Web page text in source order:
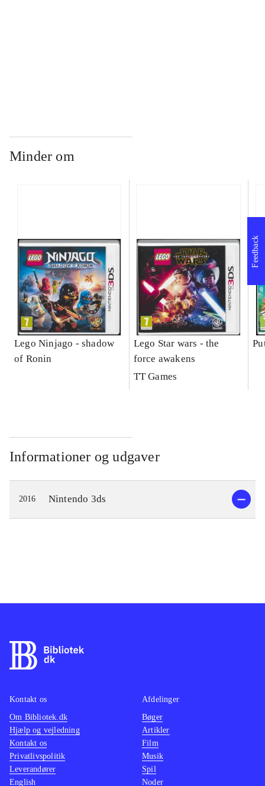
Minder om
Lego Ninjago - shadow
of Ronin
Lego Star wars - the
force awakens
TT Games
Informationer og udgaver
2016 Nintendo 3ds
Feedback
Kontakt os
Om Bibliotek.dk
Hjælp og vejledning
Kontakt os
Privatlivspolitik
Leverandører
English
Afdelinger
Bøger
Artikler
Film
Musik
Spil
Noder